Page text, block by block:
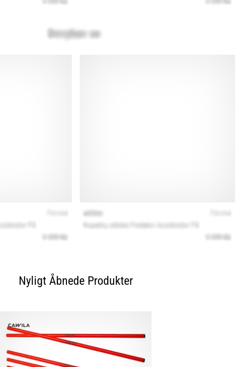
Nyligt Åbnede Produkter